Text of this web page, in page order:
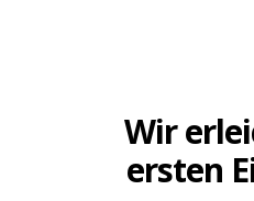
Wir
ersten